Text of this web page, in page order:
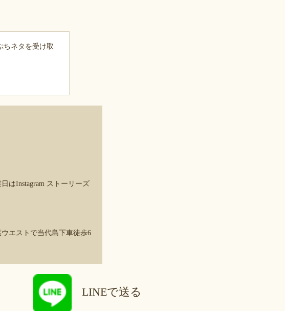
ちネタを受け取
はInstagram ストーリーズ
エストで当代島下車徒歩6
LINEで送る